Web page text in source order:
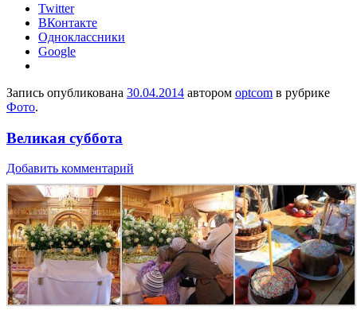
Twitter
ВКонтакте
Одноклассники
Google
Запись опубликована 30.04.2014 автором optcom в рубрике
Фото.
Великая суббота
Добавить комментарий